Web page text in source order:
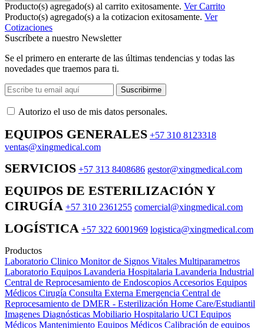
Producto(s) agregado(s) al carrito exitosamente. Ver Carrito
Producto(s) agregado(s) a la cotizacion exitosamente. Ver
Cotizaciones
Suscríbete a nuestro Newsletter
Se el primero en enterarte de las últimas tendencias y todas las
novedades que traemos para ti.
Suscribirme
Autorizo ​​el uso de mis datos personales.
EQUIPOS GENERALES +57 310 8123318
ventas@xingmedical.com
SERVICIOS +57 313 8408686 gestor@xingmedical.com
EQUIPOS DE ESTERILIZACIÓN Y
CIRUGÍA +57 310 2361255 comercial@xingmedical.com
LOGÍSTICA +57 322 6001969 logistica@xingmedical.com
Productos
Laboratorio Clinico Monitor de Signos Vitales Multiparametros
Laboratorio Equipos Lavanderia Hospitalaria Lavanderia Industrial
Central de Reprocesamiento de Endoscopios Accesorios Equipos
Médicos Cirugía Consulta Externa Emergencia Central de
Reprocesamiento de DMER - Esterilización Home Care/Estudiantil
Imagenes Diagnósticas Mobiliario Hospitalario UCI Equipos
Médicos Mantenimiento Equipos Médicos Calibración de equipos